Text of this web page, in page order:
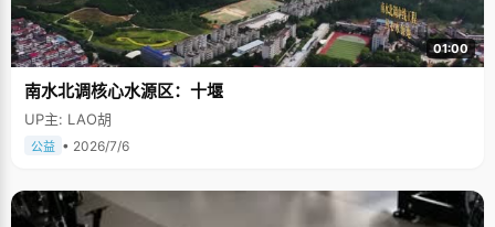
01:00
南水北调核心水源区：十堰
UP主: LAO胡
公益 • 2026/7/6